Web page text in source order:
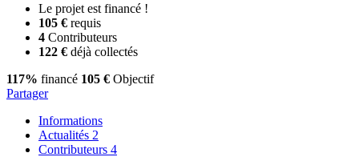
Le projet est financé !
105 € requis
4 Contributeurs
122 € déjà collectés
117% financé 105 € Objectif
Partager
Informations
Actualités 2
Contributeurs 4